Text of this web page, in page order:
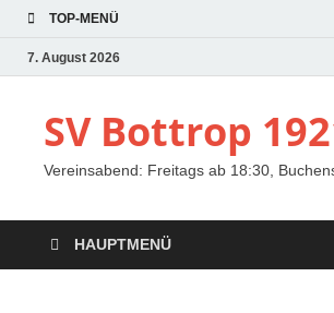
TOP-MENÜ
7. August 2026
SV Bottrop
Vereinsabend: Freitags ab 18:30,
HAUPTMENÜ